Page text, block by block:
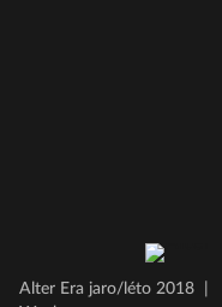
Alter Era jaro/léto 2018